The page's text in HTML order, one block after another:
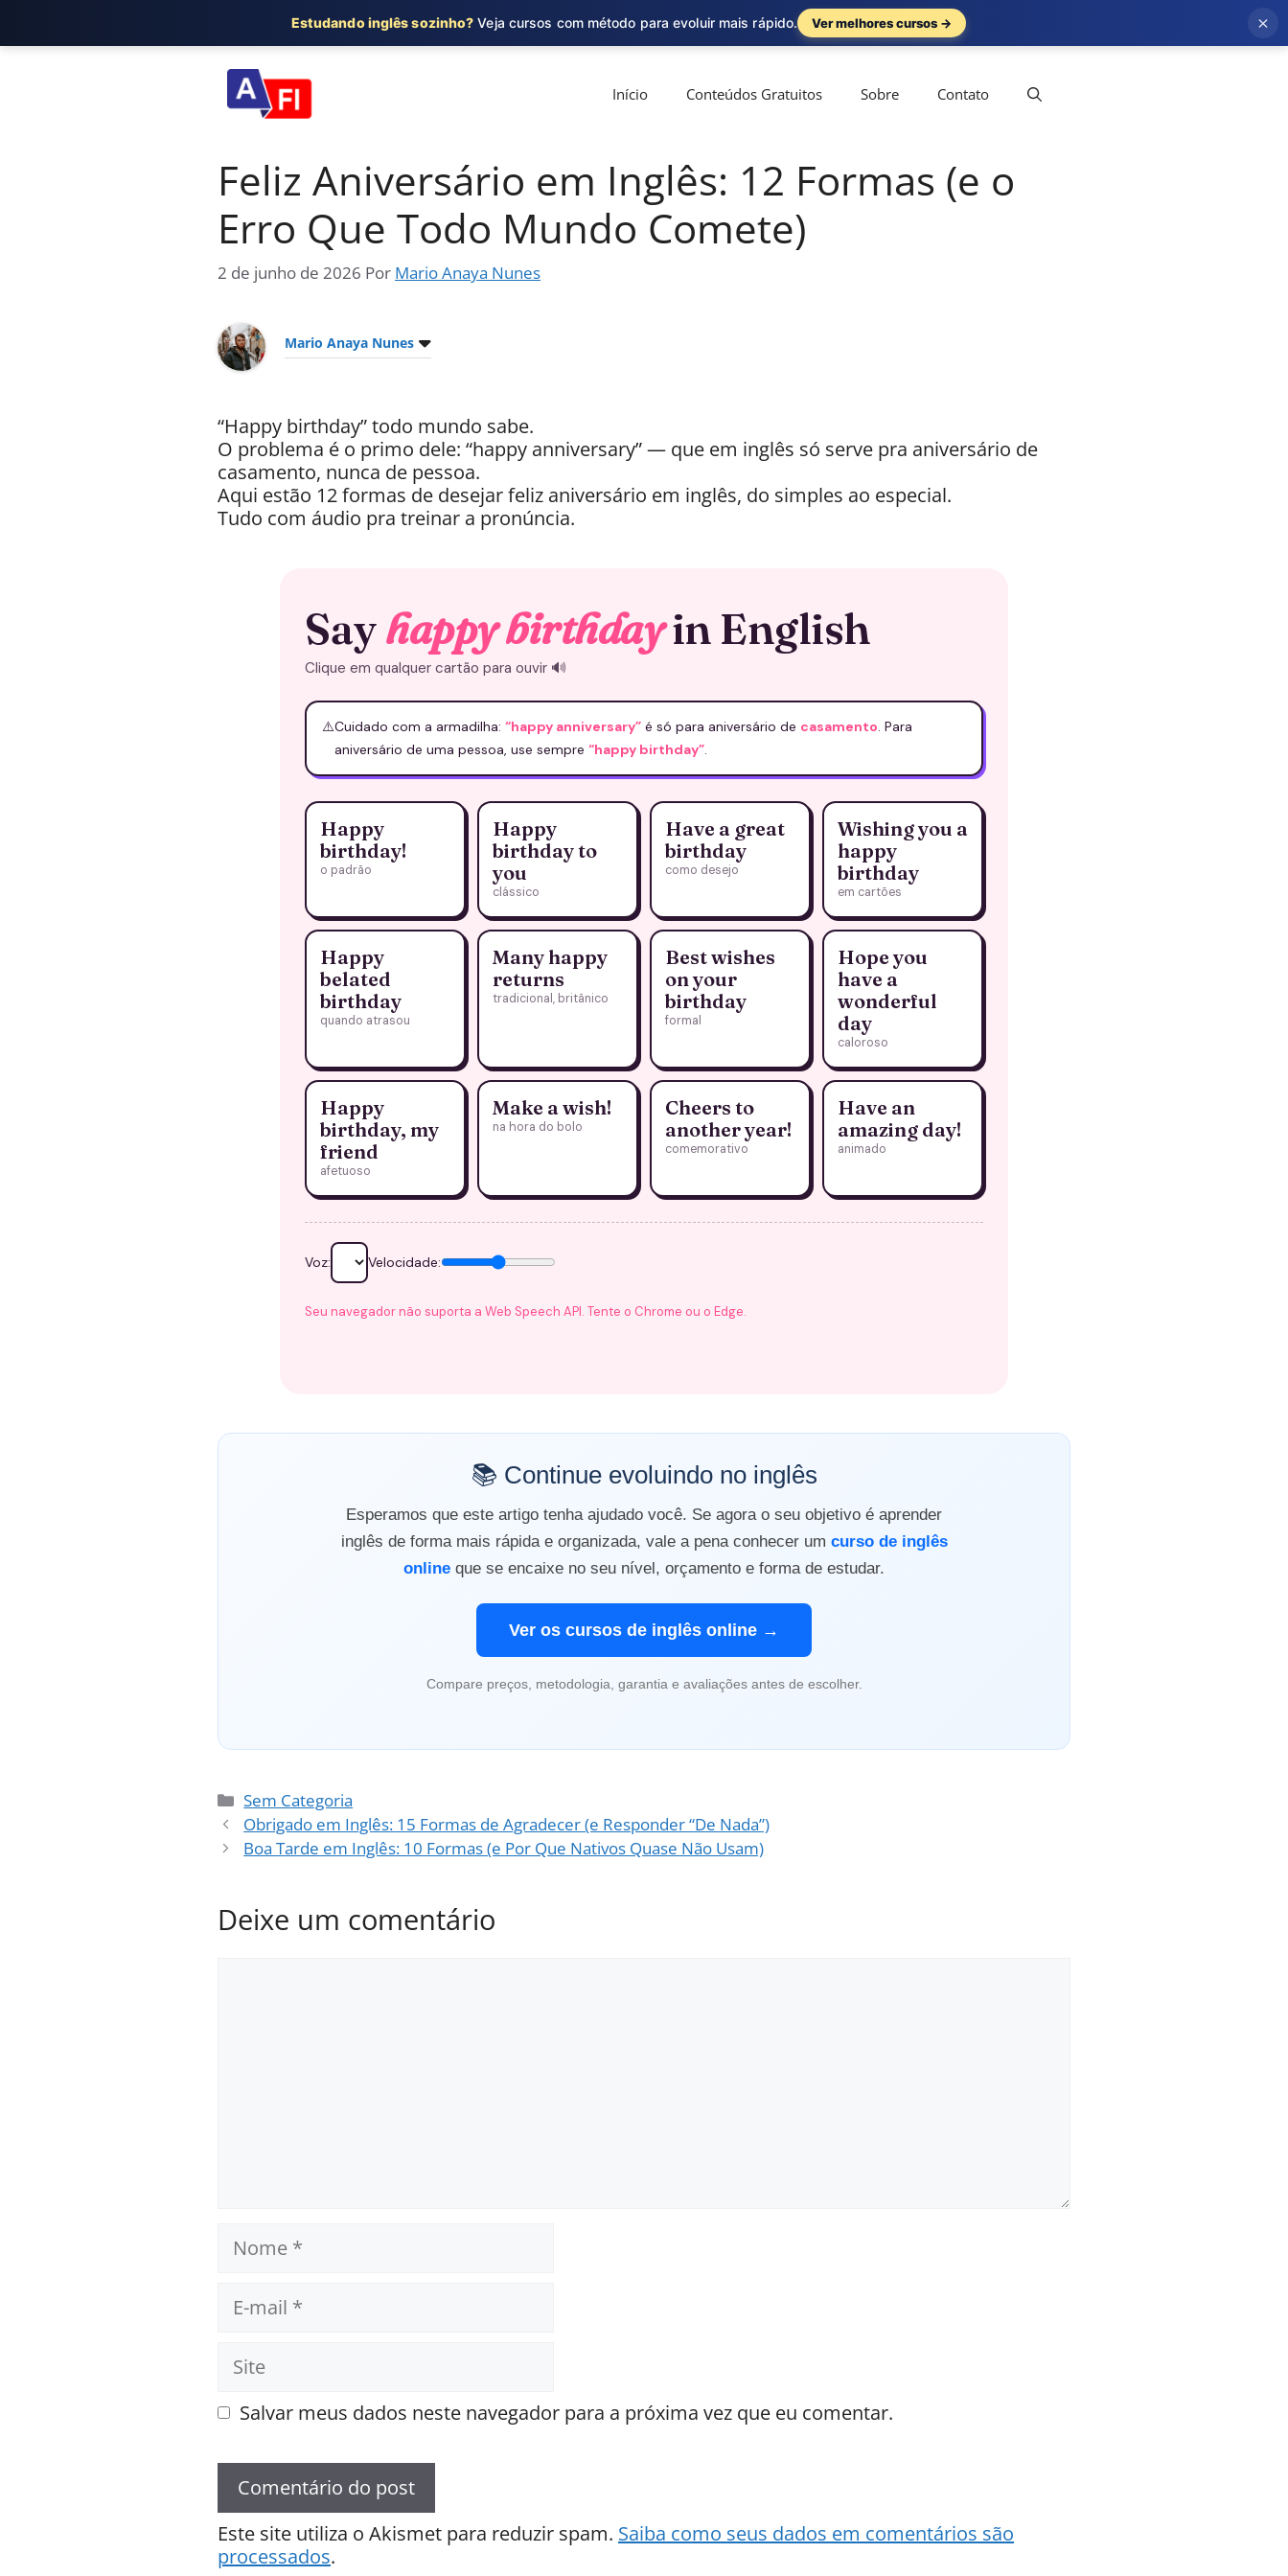
Início Conteúdos Gratuitos Sobre Contato
Feliz Aniversário em Inglês: 12 Formas (e o
Erro Que Todo Mundo Comete)
2 de junho de 2026 Por Mario Anaya Nunes
Mario Anaya Nunes
“Happy birthday” todo mundo sabe.
O problema é o primo dele: “happy anniversary” — que em inglês só serve pra aniversário de
casamento, nunca de pessoa.
Aqui estão 12 formas de desejar feliz aniversário em inglês, do simples ao especial.
Tudo com áudio pra treinar a pronúncia.
Sayhappy birthdayin English
Clique em qualquer cartão para ouvir 🔊
⚠️Cuidado com a armadilha: “happy anniversary”é só para aniversário de casamento. Para
aniversário de uma pessoa, use sempre “happy birthday”.
Happy
birthday!
o padrão
Happy
birthday to
you
clássico
Have a great
birthday
como desejo
Wishing you a
happy
birthday
em cartões
Happy
belated
birthday
quando atrasou
Many happy
returns
tradicional, britânico
Best wishes
on your
birthday
formal
Hope you
have a
wonderful
day
caloroso
Happy
birthday, my
friend
afetuoso
Make a wish!
na hora do bolo
Cheers to
another year!
comemorativo
Have an
amazing day!
animado
Voz: Velocidade:
Seu navegador não suporta a Web Speech API. Tente o Chrome ou o Edge.
📚 Continue evoluindo no inglês
Esperamos que este artigo tenha ajudado você. Se agora o seu objetivo é aprender
inglês de forma mais rápida e organizada, vale a pena conhecer um curso de inglês
online que se encaixe no seu nível, orçamento e forma de estudar.
Ver os cursos de inglês online →
Compare preços, metodologia, garantia e avaliações antes de escolher.
Categorias
Sem Categoria
Obrigado em Inglês: 15 Formas de Agradecer (e Responder “De Nada”)
Boa Tarde em Inglês: 10 Formas (e Por Que Nativos Quase Não Usam)
Deixe um comentário
mail
Salvar meus dados neste navegador para a próxima vez que eu comentar.
Este site utiliza o Akismet para reduzir spam. Saiba como seus dados em comentários são
processados.
Estudando inglês sozinho? Veja cursos com método para evoluir mais rápido. Ver melhores cursos → ×